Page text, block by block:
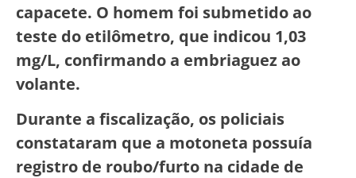
capacete. O homem foi submetido ao
teste do etilômetro, que indicou 1,03
mg/L, confirmando a embriaguez ao
volante.
Durante a fiscalização, os policiais
constataram que a motoneta possuía
registro de roubo/furto na cidade de